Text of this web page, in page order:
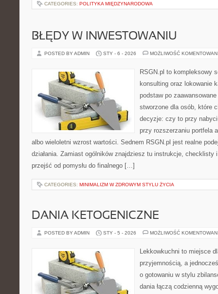
CATEGORIES: POLITYKA MIĘDZYNARODOWA
BŁĘDY W INWESTOWANIU
POSTED BY ADMIN STY - 6 - 2026 MOŻLIWOŚĆ
RSGN.pl to kompleksowy
konsulting oraz lokowanie
podstaw po
stworzone dla osób, które
decyzje: czy to przy
przy rozszerzaniu portfela
albo wieloletni wzrost wartości. Sednem RSGN.pl jest realne
działania. Zamiast ogólników znajdziesz tu instrukcje, checklisty
przejść od pomysłu do finalnego […]
CATEGORIES: MINIMALIZM W ZDROWYM STYLU ŻYCIA
DANIA KETOGENICZNE
POSTED BY ADMIN STY - 5 - 2026 MOŻLIWOŚĆ
Lekkowkuchni to miejsce
przyjemnością, a
o gotowaniu w stylu
dania łączą codzienną